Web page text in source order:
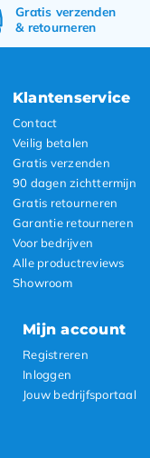
Gratis verzenden
& retourneren
Klantenservice
Contact
Veilig betalen
Gratis verzenden
90 dagen zichttermijn
Gratis retourneren
Garantie retourneren
Voor bedrijven
Alle productreviews
Showroom
Mijn account
Registreren
Inloggen
Jouw bedrijfsportaal